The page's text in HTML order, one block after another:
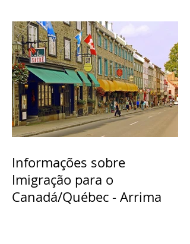
Informações sobre
Imigração para o
Canadá/Québec - Arrima